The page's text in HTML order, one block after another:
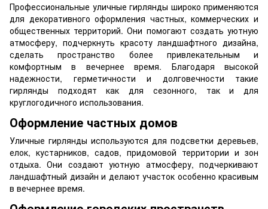
Профессиональные уличные гирлянды широко применяются
для декоративного оформления частных, коммерческих и
общественных территорий. Они помогают создать уютную
атмосферу, подчеркнуть красоту ландшафтного дизайна,
сделать пространство более привлекательным и
комфортным в вечернее время. Благодаря высокой
надежности, герметичности и долговечности такие
гирлянды подходят как для сезонного, так и для
круглогодичного использования.
Оформление частных домов
Уличные гирлянды используются для подсветки деревьев,
елок, кустарников, садов, придомовой территории и зон
отдыха. Они создают уютную атмосферу, подчеркивают
ландшафтный дизайн и делают участок особенно красивым
в вечернее время.